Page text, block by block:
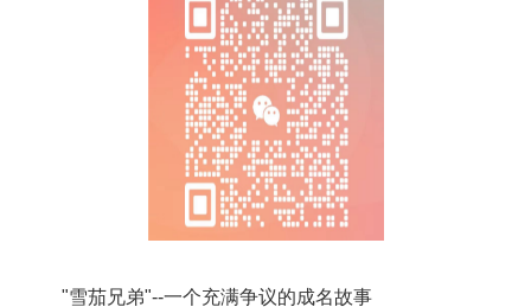
"雪茄兄弟"--一个充满争议的成名故事